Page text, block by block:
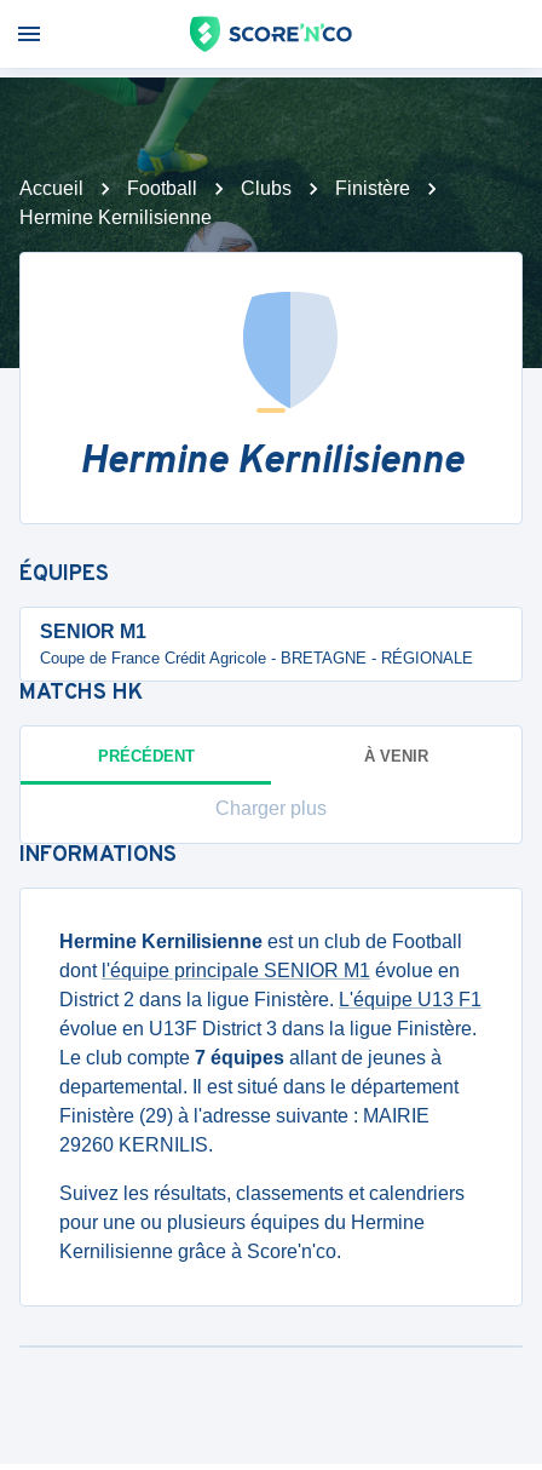
Accueil Football Clubs
Finistère
Hermine Kernilisienne
Hermine Kernilisienne
ÉQUIPES
SENIOR M1
Coupe de France Crédit Agricole - BRETAGNE - RÉGIONALE
MATCHS HK
PRÉCÉDENT À VENIR
Charger plus
INFORMATIONS
Hermine Kernilisienne est un club de Football
dont l'équipe principale SENIOR M1 évolue en
District 2 dans la ligue Finistère. L'équipe U13 F1
évolue en U13F District 3 dans la ligue Finistère.
Le club compte 7 équipes allant de jeunes à
departemental. Il est situé dans le département
Finistère (29) à l'adresse suivante : MAIRIE
29260 KERNILIS.
Suivez les résultats, classements et calendriers
pour une ou plusieurs équipes du Hermine
Kernilisienne grâce à Score'n'co.